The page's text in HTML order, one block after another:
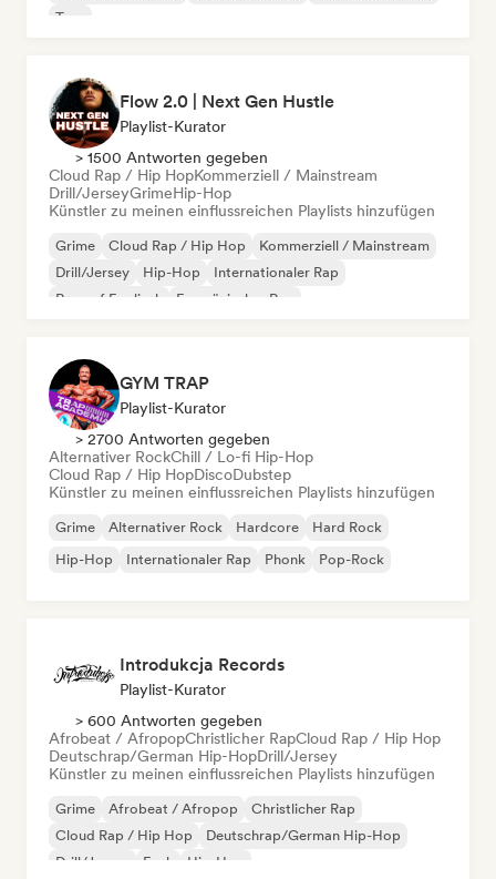
Trap
Flow 2.0 | Next Gen Hustle
Playlist-Kurator
> 1500 Antworten gegeben
Cloud Rap / Hip HopKommerziell / Mainstream
Drill/JerseyGrimeHip-Hop
Künstler zu meinen einflussreichen Playlists hinzufügen
Grime Cloud Rap / Hip Hop
Kommerziell / Mainstream
Drill/Jersey
Hip-Hop
Internationaler Rap
Rap auf Englisch
Französischer Rap
GYM TRAP
Playlist-Kurator
> 2700 Antworten gegeben
Alternativer RockChill / Lo-fi Hip-Hop
Cloud Rap / Hip HopDiscoDubstep
Künstler zu meinen einflussreichen Playlists hinzufügen
Grime Alternativer Rock Hardcore
Hard Rock
Hip-Hop
Internationaler Rap Phonk Pop-Rock
Introdukcja Records
Playlist-Kurator
> 600 Antworten gegeben
Afrobeat / AfropopChristlicher RapCloud Rap / Hip Hop
Deutschrap/German Hip-HopDrill/Jersey
Künstler zu meinen einflussreichen Playlists hinzufügen
Grime Afrobeat / Afropop
Christlicher Rap
Cloud Rap / Hip Hop
Deutschrap/German Hip-Hop
Drill/Jersey
Funk Hip-Hop